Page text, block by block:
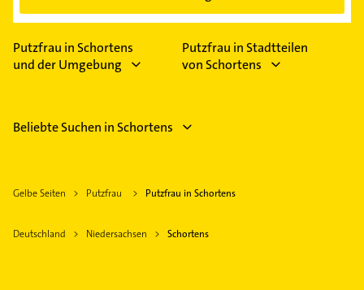
Putzfrau in Schortens
und der Umgebung
Putzfrau in Stadtteilen
von Schortens
Beliebte Suchen in Schortens
Gelbe Seiten Putzfrau Putzfrau in Schortens
Deutschland Niedersachsen Schortens